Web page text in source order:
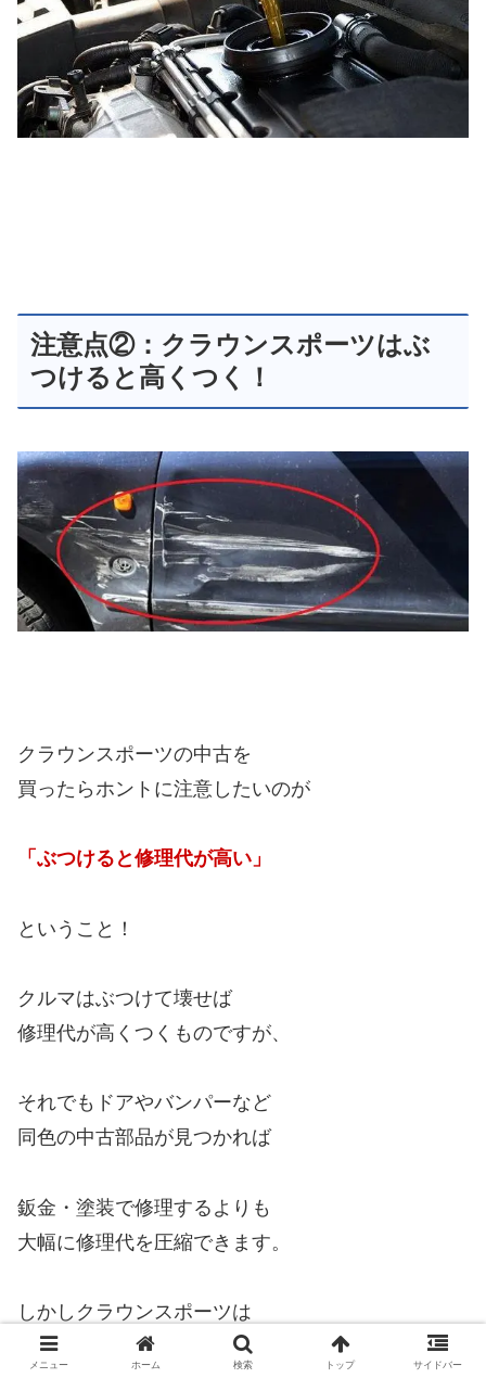
注意点②：クラウンスポーツはぶ
つけると高くつく！
クラウンスポーツの中古を
買ったらホントに注意したいのが
「ぶつけると修理代が高い」
ということ！
クルマはぶつけて壊せば
修理代が高くつくものですが、
それでもドアやバンパーなど
同色の中古部品が見つかれば
鈑金・塗装で修理するよりも
大幅に修理代を圧縮できます。
しかしクラウンスポーツは
ドアやバンパー、ヘッドライト、
メニュー ホーム 検索 トップ サイドバー